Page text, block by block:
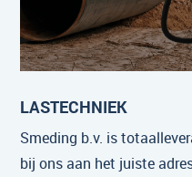
LASTECHNIEK
Smeding b.v. is
bij ons aan het juiste